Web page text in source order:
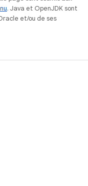
. Java et OpenJDK sont
et/ou de ses